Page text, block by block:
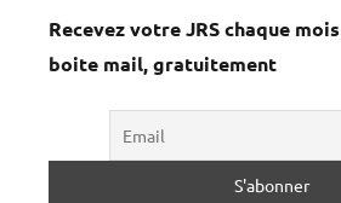
Recevez votre JRS chaque
boite mail, gratuitement